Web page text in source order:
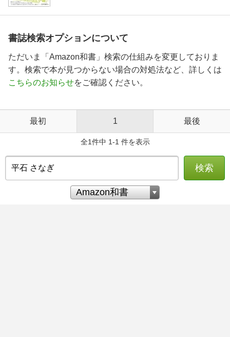
書誌検索オプションについて
ただいま「Amazon和書」検索の仕組みを変更しておりま
す。検索で本が見つからない場合の対処法など、詳しくは
こちらのお知らせをご確認ください。
最初 1 最後
全1件中 1-1 件を表示
検索